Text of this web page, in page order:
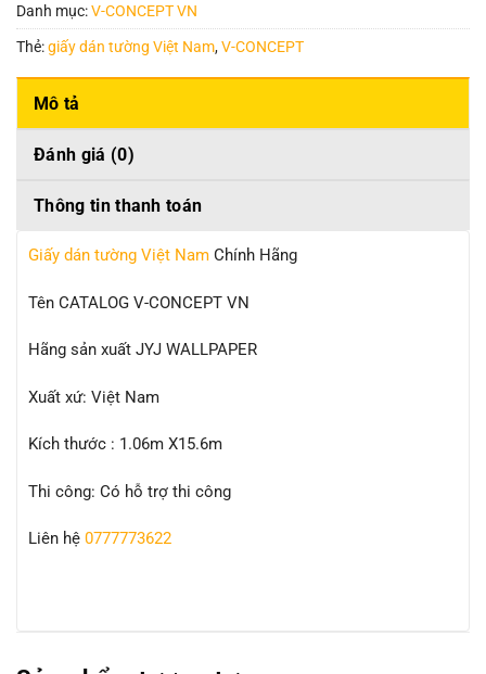
Danh mục:V-CONCEPT VN
Thẻ:giấy dán tường Việt Nam,V-CONCEPT
Mô tả
Đánh giá (0)
Thông tin thanh toán
Giấy dán tường Việt Nam Chính Hãng
Tên CATALOG V-CONCEPT VN
Hãng sản xuất JYJ WALLPAPER
Xuất xứ: Việt Nam
Kích thước : 1.06m X15.6m
Thi công: Có hỗ trợ thi công
Liên hệ 0777773622